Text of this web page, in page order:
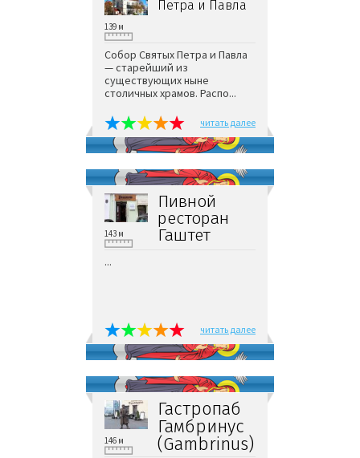
Петра и Павла
139 м
Собор Святых Петра и Павла
— старейший из
существующих ныне
столичных храмов. Распо...
читать далее
Пивной
ресторан
Гаштет
143 м
...
читать далее
Гастропаб
Гамбринус
(Gambrinus)
146 м